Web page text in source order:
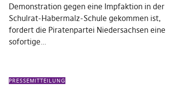
Demonstration gegen eine Impfaktion in der
Schulrat-Habermalz-Schule gekommen ist,
fordert die Piratenpartei Niedersachsen eine
sofortige…
PRESSEMITTEILUNG